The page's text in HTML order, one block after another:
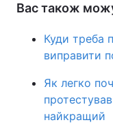
Вас також
Куди треба
виправити
Як легко
найкращий